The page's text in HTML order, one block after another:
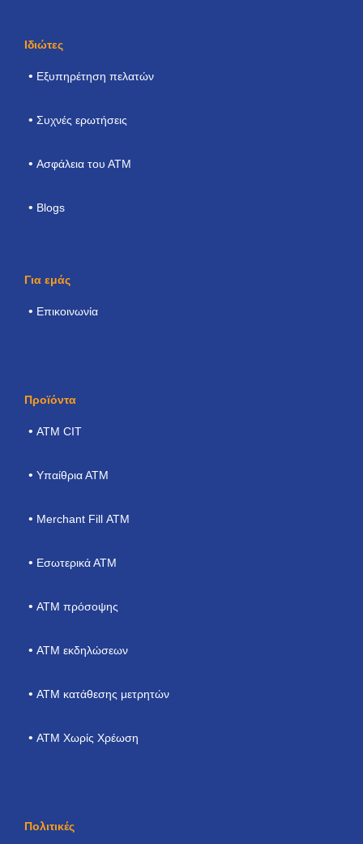
Ιδιώτες
Εξυπηρέτηση πελατών
Συχνές ερωτήσεις
Ασφάλεια του ΑΤΜ
Blogs
Για εμάς
Επικοινωνία
Προϊόντα
ΑΤΜ CIT
Υπαίθρια ΑΤΜ
Merchant Fill ΑΤΜ
Εσωτερικά ΑΤΜ
ΑΤΜ πρόσοψης
ATM εκδηλώσεων
ΑΤΜ κατάθεσης μετρητών
ATM Χωρίς Χρέωση
Πολιτικές